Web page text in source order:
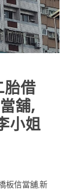
胎借
舖,
小姐
板信當舖,新